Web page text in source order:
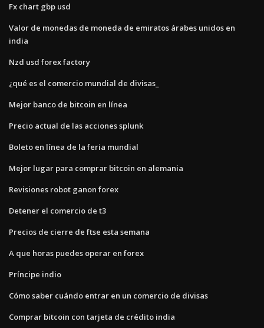
Fx chart gbp usd
Valor de monedas de moneda de emiratos árabes unidos en
india
Nzd usd forex factory
¿qué es el comercio mundial de divisas_
Mejor banco de bitcoin en línea
Precio actual de las acciones splunk
Boleto en línea de la feria mundial
Mejor lugar para comprar bitcoin en alemania
Revisiones robot ganon forex
Detener el comercio de t3
Precios de cierre de ftse esta semana
A que horas puedes operar en forex
Príncipe indio
Cómo saber cuándo entrar en un comercio de divisas
Comprar bitcoin con tarjeta de crédito india